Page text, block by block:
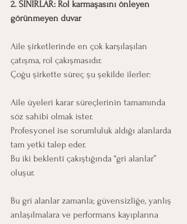
2. SINIRLAR: Rol karmaşasını önleyen
görünmeyen duvar
Aile şirketlerinde en çok karşılaşılan
çatışma, rol çakışmasıdır.
Çoğu şirkette süreç şu şekilde ilerler:
Aile üyeleri karar süreçlerinin tamamında
söz sahibi olmak ister.
Profesyonel ise sorumluluk aldığı alanlarda
tam yetki talep eder.
Bu iki beklenti çakıştığında “gri alanlar”
oluşur.
Bu gri alanlar zamanla; güvensizliğe, yanlış
anlaşılmalara ve performans kayıplarına